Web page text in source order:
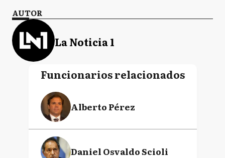
AUTOR
La Noticia 1
Funcionarios relacionados
Alberto Pérez
Daniel Osvaldo Scioli